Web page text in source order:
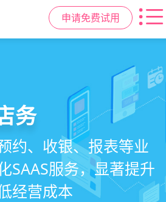
申请免费试用
理系统
一体化，一站式解决
理需求
务
约、收银、报表等业
SAAS服务，显著提升
经营成本
客
、分销、异业合作等
法，海量爆款方案一
爆门店客流
、手艺人、客户，打
口碑传播有抓手，赋
活私域流量